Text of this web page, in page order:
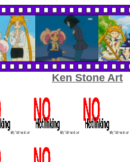
Ken Stone Art